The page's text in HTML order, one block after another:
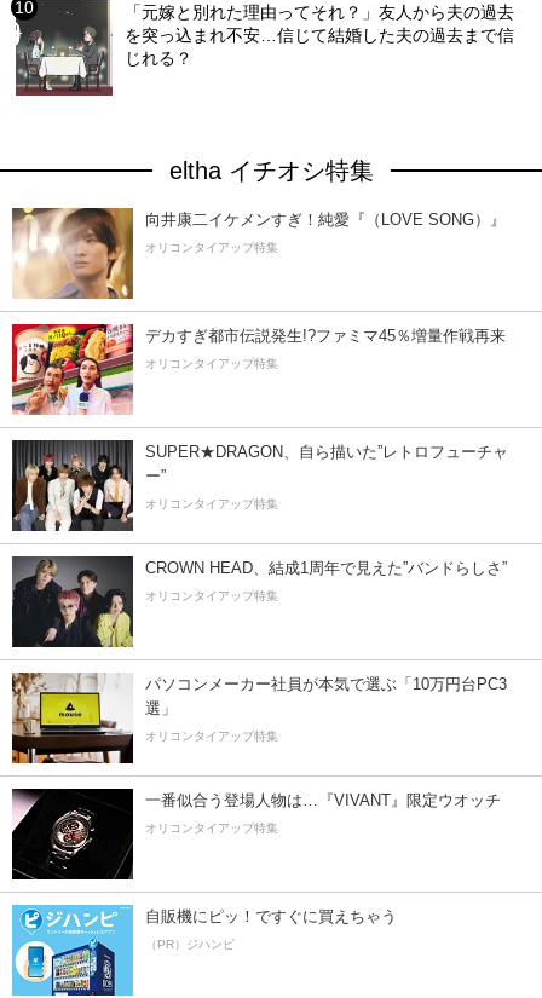
「元嫁と別れた理由ってそれ？」友人から夫の過去
を突っ込まれ不安…信じて結婚した夫の過去まで信
じれる？
eltha イチオシ特集
向井康二イケメンすぎ！純愛『（LOVE SONG）』
オリコンタイアップ特集
デカすぎ都市伝説発生!?ファミマ45％増量作戦再来
オリコンタイアップ特集
SUPER★DRAGON、自ら描いた”レトロフューチャ
ー”
オリコンタイアップ特集
CROWN HEAD、結成1周年で見えた”バンドらしさ”
オリコンタイアップ特集
パソコンメーカー社員が本気で選ぶ「10万円台PC3
選」
オリコンタイアップ特集
一番似合う登場人物は…『VIVANT』限定ウオッチ
オリコンタイアップ特集
自販機にピッ！ですぐに買えちゃう
（PR）ジハンピ